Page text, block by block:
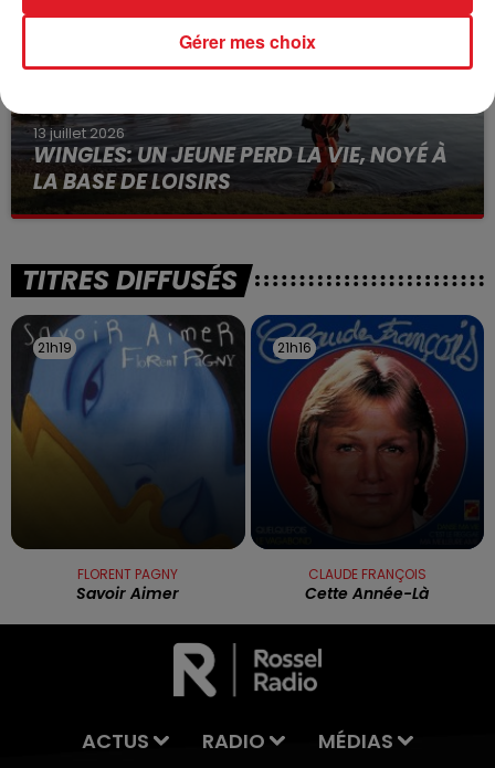
13 juillet 2026
WINGLES: UN JEUNE PERD LA VIE, NOYÉ À
LA BASE DE LOISIRS
La victime a coulé à pic
TITRES DIFFUSÉS
21h19
21h19
FLORENT PAGNY
Savoir Aimer
21h16
21h16
CLAUDE FRANÇOIS
Cette Année-Là
ACTUS RADIO MÉDIAS
Gérer mes choix